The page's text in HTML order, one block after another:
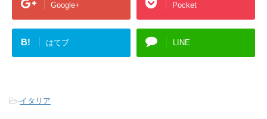
Google+ Pocket
B! はてブ LINE
-イタリア